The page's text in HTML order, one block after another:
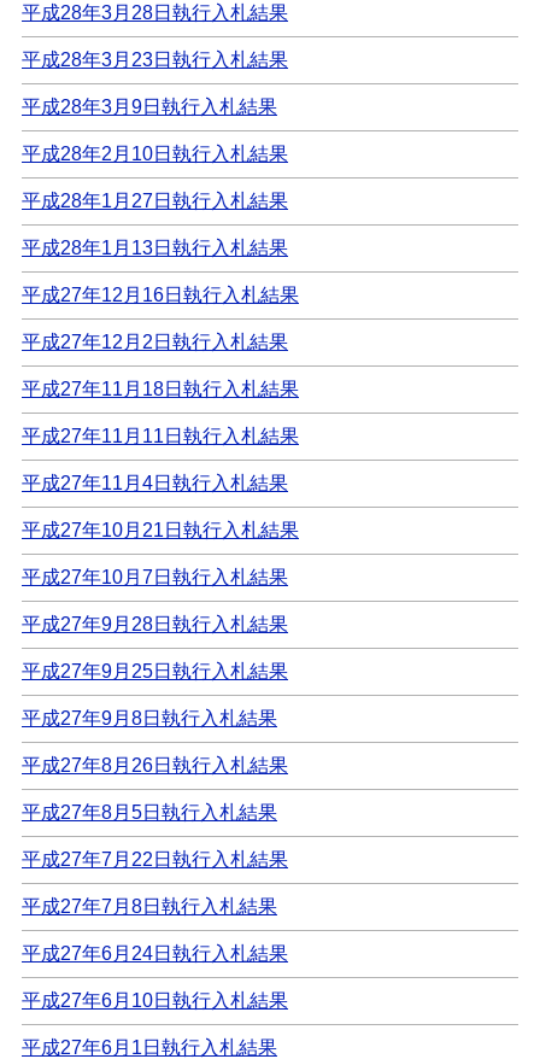
平成28年3月28日執行入札結果
平成28年3月23日執行入札結果
平成28年3月9日執行入札結果
平成28年2月10日執行入札結果
平成28年1月27日執行入札結果
平成28年1月13日執行入札結果
平成27年12月16日執行入札結果
平成27年12月2日執行入札結果
平成27年11月18日執行入札結果
平成27年11月11日執行入札結果
平成27年11月4日執行入札結果
平成27年10月21日執行入札結果
平成27年10月7日執行入札結果
平成27年9月28日執行入札結果
平成27年9月25日執行入札結果
平成27年9月8日執行入札結果
平成27年8月26日執行入札結果
平成27年8月5日執行入札結果
平成27年7月22日執行入札結果
平成27年7月8日執行入札結果
平成27年6月24日執行入札結果
平成27年6月10日執行入札結果
平成27年6月1日執行入札結果